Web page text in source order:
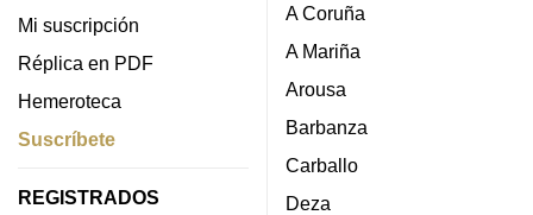
Mi suscripción
Réplica en PDF
Hemeroteca
Suscríbete
REGISTRADOS
A Coruña
A Mariña
Arousa
Barbanza
Carballo
Deza